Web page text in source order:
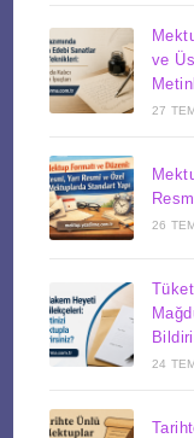
ve
27
26
24